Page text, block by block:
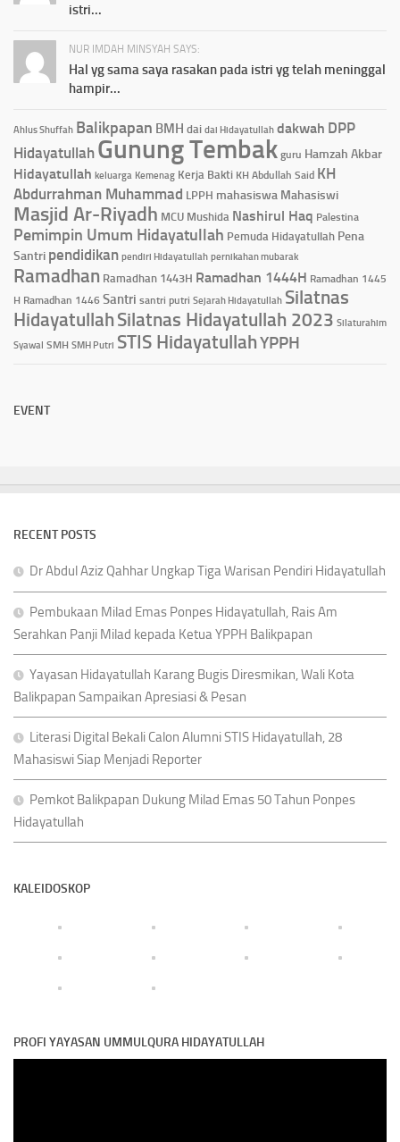
istri...
NUR IMDAH MINSYAH SAYS:
Hal yg sama saya rasakan pada istri yg telah meninggal
hampir...
Ahlus Shuffah Balikpapan BMH dai dai Hidayatullah dakwah DPP
Hidayatullah Gunung Tembak guru Hamzah Akbar
Hidayatullah keluarga Kemenag Kerja Bakti KH Abdullah Said KH
Abdurrahman Muhammad LPPH mahasiswa Mahasiswi
Masjid Ar-Riyadh MCU Mushida Nashirul Haq Palestina
Pemimpin Umum Hidayatullah Pemuda Hidayatullah Pena
Santri pendidikan pendiri Hidayatullah pernikahan mubarak
Ramadhan Ramadhan 1443H Ramadhan 1444H Ramadhan 1445
H Ramadhan 1446 Santri santri putri Sejarah Hidayatullah Silatnas
HidayatullahSilatnas Hidayatullah 2023 Silaturahim
Syawal SMH SMH Putri STIS HidayatullahYPPH
EVENT
RECENT POSTS
Dr Abdul Aziz Qahhar Ungkap Tiga Warisan Pendiri Hidayatullah
Pembukaan Milad Emas Ponpes Hidayatullah, Rais Am
Serahkan Panji Milad kepada Ketua YPPH Balikpapan
Yayasan Hidayatullah Karang Bugis Diresmikan, Wali Kota
Balikpapan Sampaikan Apresiasi & Pesan
Literasi Digital Bekali Calon Alumni STIS Hidayatullah, 28
Mahasiswi Siap Menjadi Reporter
Pemkot Balikpapan Dukung Milad Emas 50 Tahun Ponpes
Hidayatullah
KALEIDOSKOP
PROFI YAYASAN UMMULQURA HIDAYATULLAH